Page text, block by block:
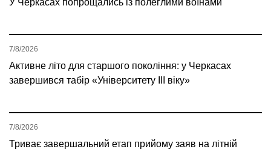
Активне літо для старшого покоління: у Черкасах
завершився табір «Університету ІІІ віку»
7/8/2026
Триває завершальний етап прийому заяв на літній
7/8/2026